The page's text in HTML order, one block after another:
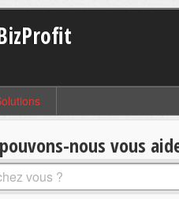
nous vous